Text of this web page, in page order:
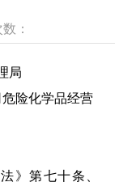
：
局
险化学品经营
》第七十条、